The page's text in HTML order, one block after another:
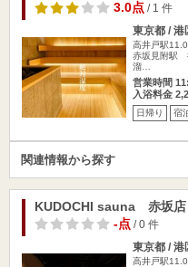
3.0点/ 1 件
東京都 / 港
高井戸駅
赤坂見附駅
溜…
営業時間
入浴料金
日帰り 宿
関連情報から探す
KUDOCHI sauna 赤坂店
-点/ 0 件
東京都 / 港
高井戸駅